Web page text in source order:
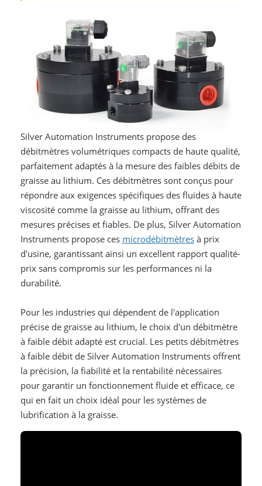
Silver Automation Instruments propose des
débitmètres volumétriques compacts de haute qualité,
parfaitement adaptés à la mesure des faibles débits de
graisse au lithium. Ces débitmètres sont conçus pour
répondre aux exigences spécifiques des fluides à haute
viscosité comme la graisse au lithium, offrant des
mesures précises et fiables. De plus, Silver Automation
Instruments propose ces microdébitmètresà prix
d'usine, garantissant ainsi un excellent rapport qualité-
prix sans compromis sur les performances ni la
durabilité.
Pour les industries qui dépendent de l'application
précise de graisse au lithium, le choix d'un débitmètre
à faible débit adapté est crucial. Les petits débitmètres
à faible débit de Silver Automation Instruments offrent
la précision, la fiabilité et la rentabilité nécessaires
pour garantir un fonctionnement fluide et efficace, ce
qui en fait un choix idéal pour les systèmes de
lubrification à la graisse.